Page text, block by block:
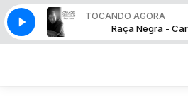
TOCANDO AGORA
Caroline Raça Negra - Caroline